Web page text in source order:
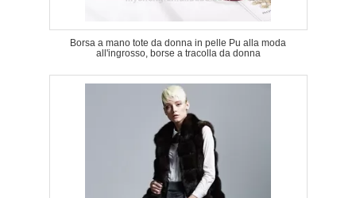
Borsa a mano tote da donna in pelle Pu alla moda
all'ingrosso, borse a tracolla da donna